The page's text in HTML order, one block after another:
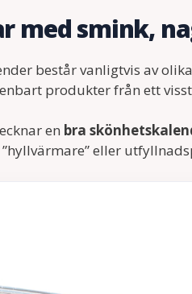
med smink,
består vanligtvis av
produkter från ett
en bra
eller